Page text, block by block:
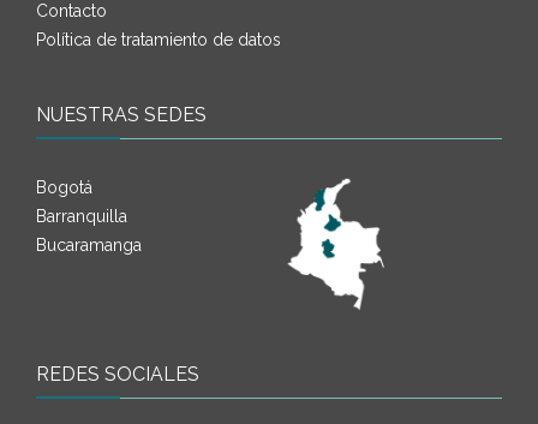
Contacto
Política de tratamiento de datos
NUESTRAS SEDES
Bogotá
Barranquilla
Bucaramanga
REDES SOCIALES